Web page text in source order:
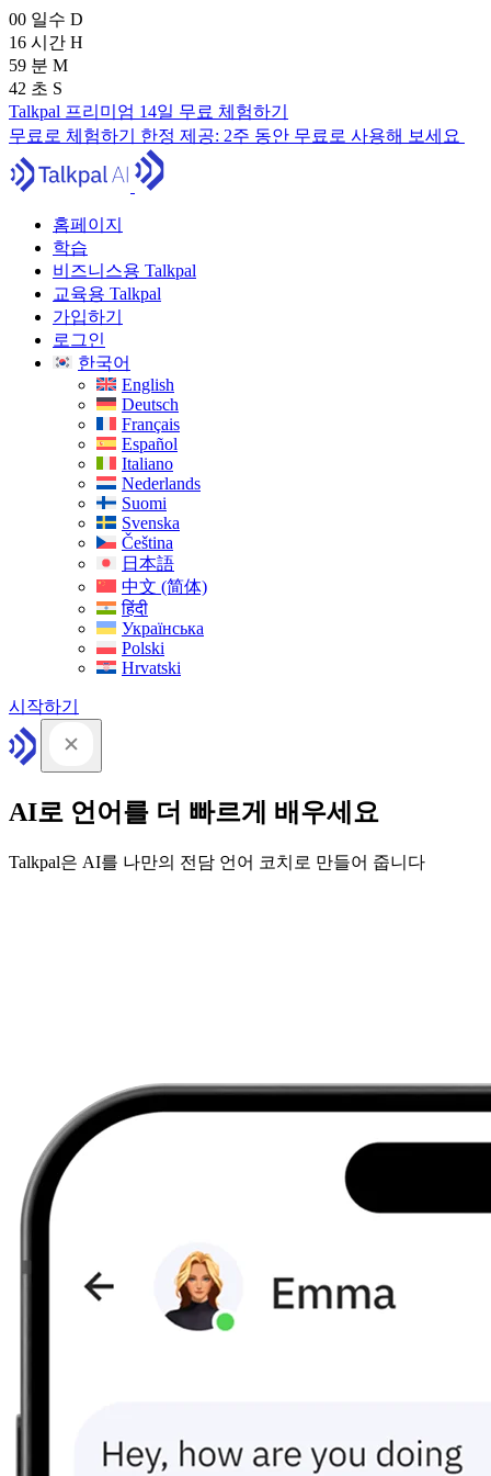
00 일수 D
16 시간 H
59 분 M
41 초 S
Talkpal 프리미엄 14일 무료 체험하기
무료로 체험하기 한정 제공: 2주 동안 무료로 사용해 보세요
홈페이지
학습
비즈니스용 Talkpal
교육용 Talkpal
가입하기
로그인
한국어
English
Deutsch
Français
Español
Italiano
Nederlands
Suomi
Svenska
Čeština
日本語
中文 (简体)
हिंदी
Українська
Polski
Hrvatski
시작하기
AI로 언어를 더 빠르게 배우세요
Talkpal은 AI를 나만의 전담 언어 코치로 만들어 줍니다